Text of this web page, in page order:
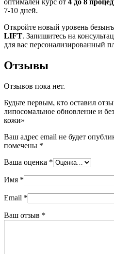
оптимален курс от 4 до 8
7-10 дней.
Откройте новый уровень
LIFT. Запишитесь на
для вас персонализированный
Отзывы
Отзывов пока нет.
Будьте первым, кто оставил
липосомальное обновление и
кожи»
Ваш адрес email не будет
помечены *
Ваша оценка *
Имя *
Email *
Ваш отзыв *